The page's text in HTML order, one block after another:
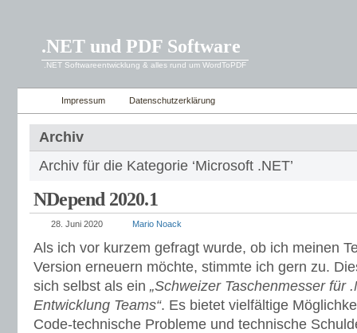
.NET und PDF Software
.NET Softwareentwicklung & alles rund um WordToPDF
Impressum Datenschutzerklärung
Archiv
Archiv für die Kategorie ‘Microsoft .NET’
NDepend 2020.1
28. Juni 2020 Mario Noack
Als ich vor kurzem gefragt wurde, ob ich meinen
Version erneuern möchte, stimmte ich gern zu.
sich selbst als ein „Schweizer Taschenmesser für
Entwicklung Teams“. Es bietet vielfältige
Code-technische Probleme und technische